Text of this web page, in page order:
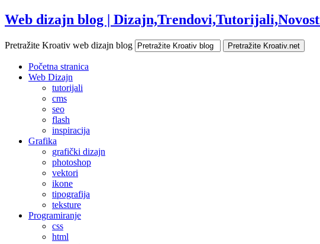
Web dizajn blog |
Pretražite Kroativ web dizajn blog
Početna stranica
Web Dizajn
tutorijali
cms
seo
flash
inspiracija
Grafika
grafički dizajn
photoshop
vektori
ikone
tipografija
teksture
Programiranje
css
html